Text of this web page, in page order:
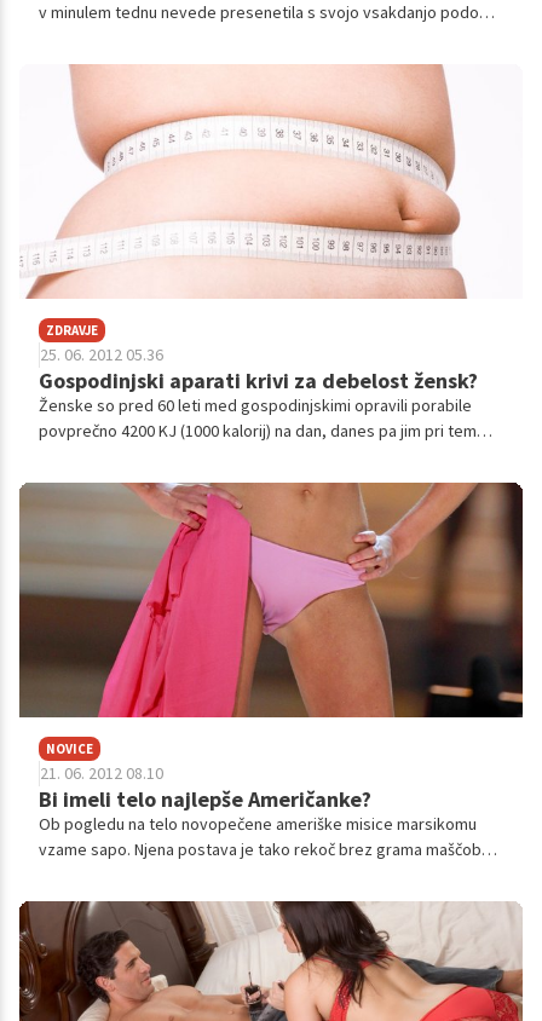
v minulem tednu nevede presenetila s svojo vsakdanjo podobo.
starostnim spremembam.
ZDRAVJE
25. 06. 2012 05.36
Gospodinjski aparati krivi za debelost žensk?
Ženske so pred 60 leti med gospodinjskimi opravili porabile
povprečno 4200 KJ (1000 kalorij) na dan, danes pa jim pri tem
maščobnih blazinic med pospravljanjem veliko manj uspešno.
NOVICE
21. 06. 2012 08.10
Bi imeli telo najlepše Američanke?
Ob pogledu na telo novopečene ameriške misice marsikomu
vzame sapo. Njena postava je tako rekoč brez grama maščobe,